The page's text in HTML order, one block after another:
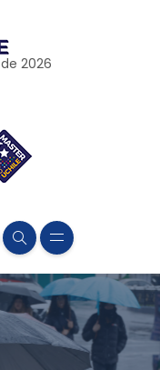
de 2026